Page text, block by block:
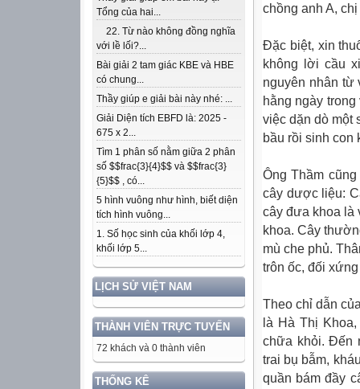
Tổng của hai...
22. Từ nào không đồng nghĩa
với lề lối?...
Bài giải 2 tam giác KBE và HBE
có chung...
Thầy giúp e giải bài này nhé: ...
Giải Diện tích EBFD là: 2025 -
675 x 2...
Tìm 1 phân số nằm giữa 2 phân
số $$frac{3}{4}$$ và $$frac{3}
{5}$$ , có...
5 hình vuông như hình, biết diện
tích hình vuông...
1. Số học sinh của khối lớp 4,
khối lớp 5...
LỊCH SỬ VIỆT NAM
THÀNH VIÊN TRỰC TUYẾN
72 khách và 0 thành viên
THỐNG KÊ
chồng anh A,
Đặc biệt, xin
không lời cầu
nguyên nhân từ
hằng ngày
việc dặn dò một
bầu rồi sinh con
Ông Thầm
cây dược liệu:
cây đưa khoa là
khoa. Cây
mù che phủ.
trôn ốc, đối
Theo chỉ dẫn
là Hà Thị
chữa khỏi. Đến
trai bụ bẫm,
quần bám đầy